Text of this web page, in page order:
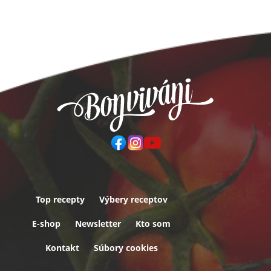
Top recepty Výbery receptov
E-shop Newsletter Kto som
Kontakt Súbory cookies